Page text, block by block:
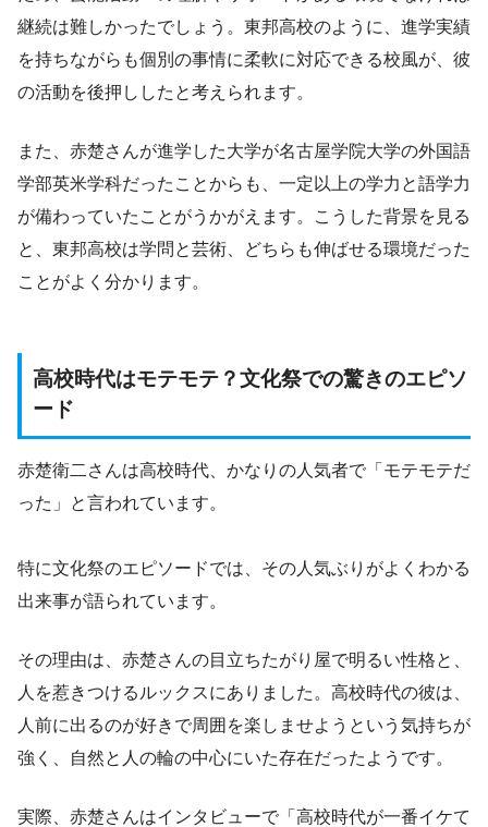
継続は難しかったでしょう。東邦高校のように、進学実績
を持ちながらも個別の事情に柔軟に対応できる校風が、彼
の活動を後押ししたと考えられます。
また、赤楚さんが進学した大学が名古屋学院大学の外国語
学部英米学科だったことからも、一定以上の学力と語学力
が備わっていたことがうかがえます。こうした背景を見る
と、東邦高校は学問と芸術、どちらも伸ばせる環境だった
ことがよく分かります。
高校時代はモテモテ？文化祭での驚きのエピソ
ード
赤楚衛二さんは高校時代、かなりの人気者で「モテモテだ
った」と言われています。
特に文化祭のエピソードでは、その人気ぶりがよくわかる
出来事が語られています。
その理由は、赤楚さんの目立ちたがり屋で明るい性格と、
人を惹きつけるルックスにありました。高校時代の彼は、
人前に出るのが好きで周囲を楽しませようという気持ちが
強く、自然と人の輪の中心にいた存在だったようです。
実際、赤楚さんはインタビューで「高校時代が一番イケて